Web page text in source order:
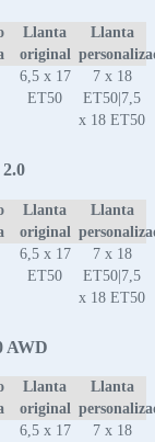
Llanta
original
Llanta
6,5 x 17
ET50
7 x 18
ET50|7,5
x 18 ET50
Llanta
original
Llanta
6,5 x 17
ET50
7 x 18
ET50|7,5
x 18 ET50
AWD
Llanta
original
Llanta
6,5 x 17
7 x 18